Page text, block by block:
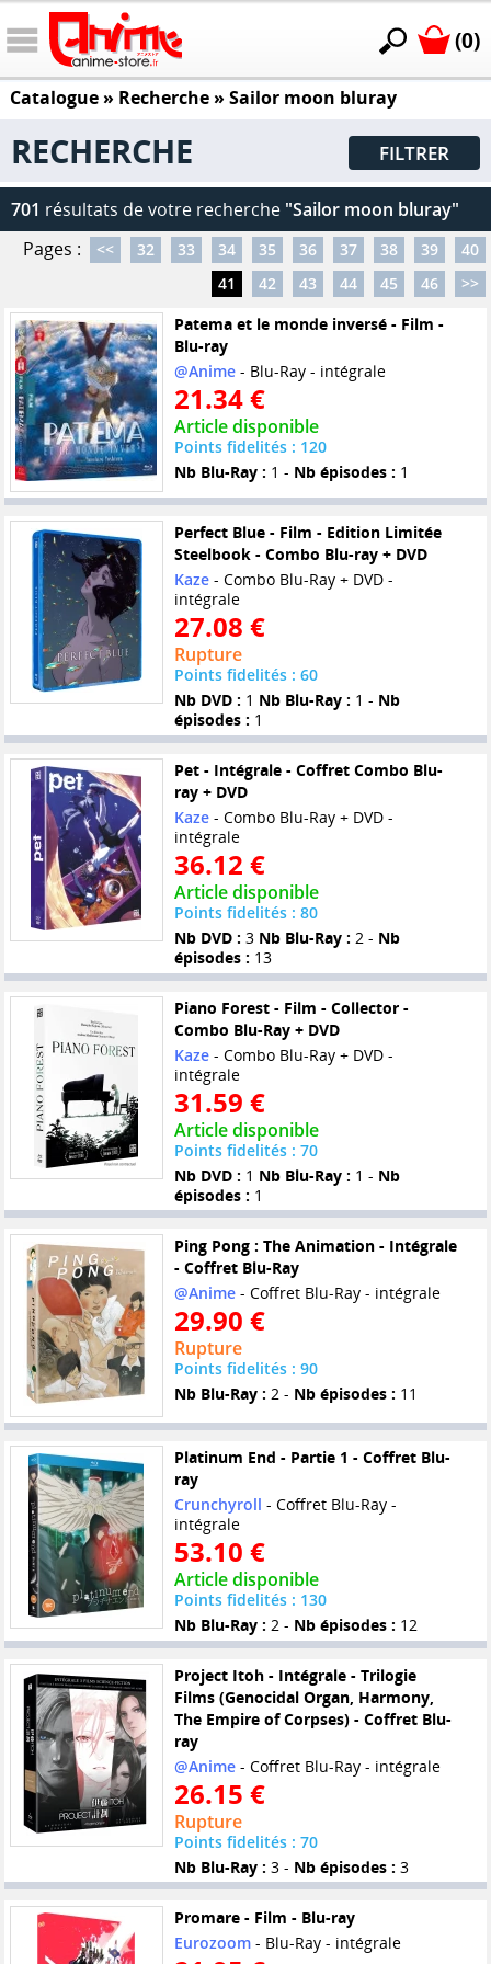
(0)
Catalogue» Recherche » Sailor moon bluray
RECHERCHE FILTRER
701 résultats de votre recherche "Sailor moon bluray"
Pages :
<< 32 33 34 35 36 37 38 39
40
41
42 43 44 45 46
>>
Patema et le monde inversé - Film -
Blu-ray
@Anime- Blu-Ray - intégrale
21.34 €
Article disponible
Points fidelités : 120
Nb Blu-Ray : 1 - Nb épisodes : 1
Perfect Blue - Film - Edition Limitée
Steelbook - Combo Blu-ray + DVD
Kaze- Combo Blu-Ray + DVD -
intégrale
27.08 €
Rupture
Points fidelités : 60
Nb DVD : 1 Nb Blu-Ray : 1 - Nb
épisodes : 1
Pet - Intégrale - Coffret Combo Blu-
ray + DVD
Kaze- Combo Blu-Ray + DVD -
intégrale
36.12 €
Article disponible
Points fidelités : 80
Nb DVD : 3 Nb Blu-Ray : 2 - Nb
épisodes : 13
Piano Forest - Film - Collector -
Combo Blu-Ray + DVD
Kaze- Combo Blu-Ray + DVD -
intégrale
31.59 €
Article disponible
Points fidelités : 70
Nb DVD : 1 Nb Blu-Ray : 1 - Nb
épisodes : 1
Ping Pong : The Animation - Intégrale
- Coffret Blu-Ray
@Anime- Coffret Blu-Ray - intégrale
29.90 €
Rupture
Points fidelités : 90
Nb Blu-Ray : 2 - Nb épisodes : 11
Platinum End - Partie 1 - Coffret Blu-
ray
Crunchyroll - Coffret Blu-Ray -
intégrale
53.10 €
Article disponible
Points fidelités : 130
Nb Blu-Ray : 2 - Nb épisodes : 12
Project Itoh - Intégrale - Trilogie
Films (Genocidal Organ, Harmony,
The Empire of Corpses) - Coffret Blu-
ray
@Anime- Coffret Blu-Ray - intégrale
26.15 €
Rupture
Points fidelités : 70
Nb Blu-Ray : 3 - Nb épisodes : 3
Promare - Film - Blu-ray
Eurozoom- Blu-Ray - intégrale